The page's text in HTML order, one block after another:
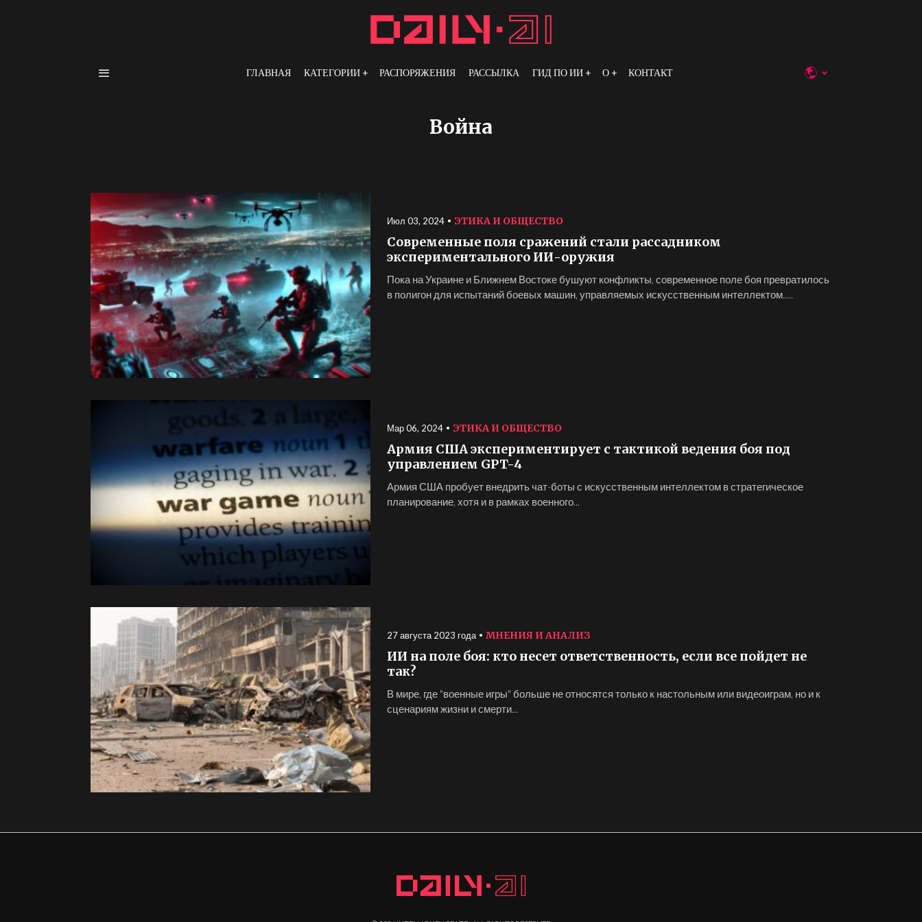
ГЛАВНАЯ КАТЕГОРИИ РАСПОРЯЖЕНИЯ РАССЫЛКА ГИД ПО ИИ О КОНТАКТ
Война
Июл 03, 2024 ЭТИКА И ОБЩЕСТВО
Современные поля сражений стали рассадником
экспериментального ИИ-оружия
Пока на Украине и Ближнем Востоке бушуют конфликты, современное поле боя превратилось
в полигон для испытаний боевых машин, управляемых искусственным интеллектом.....
Мар 06, 2024 ЭТИКА И ОБЩЕСТВО
Армия США экспериментирует с тактикой ведения боя под
управлением GPT-4
Армия США пробует внедрить чат-боты с искусственным интеллектом в стратегическое
планирование, хотя и в рамках военного...
27 августа 2023 года МНЕНИЯ И АНАЛИЗ
ИИ на поле боя: кто несет ответственность, если все пойдет не
так?
В мире, где "военные игры" больше не относятся только к настольным или видеоиграм, но и к
сценариям жизни и смерти...